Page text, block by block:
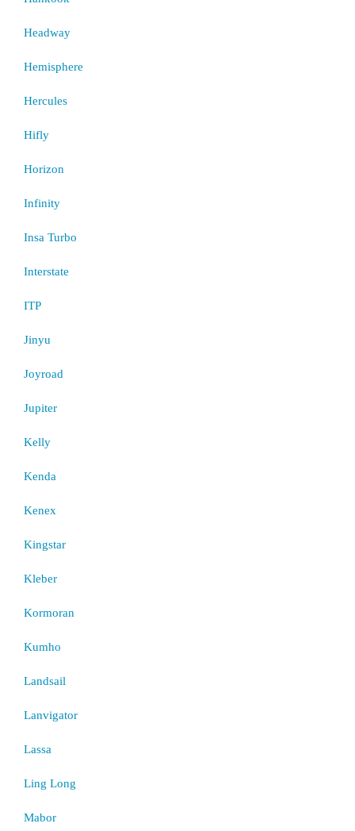
Headway
Hemisphere
Hercules
Hifly
Horizon
Infinity
Insa Turbo
Interstate
ITP
Jinyu
Joyroad
Jupiter
Kelly
Kenda
Kenex
Kingstar
Kleber
Kormoran
Kumho
Landsail
Lanvigator
Lassa
Ling Long
Mabor